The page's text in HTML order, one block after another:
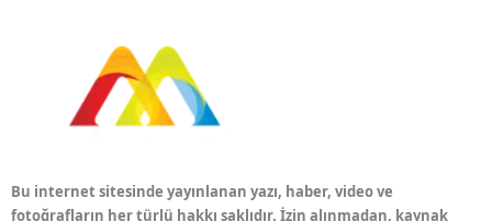
Bu internet sitesinde yayınlanan yazı, haber, video ve
fotoğrafların her türlü hakkı saklıdır. İzin alınmadan, kaynak